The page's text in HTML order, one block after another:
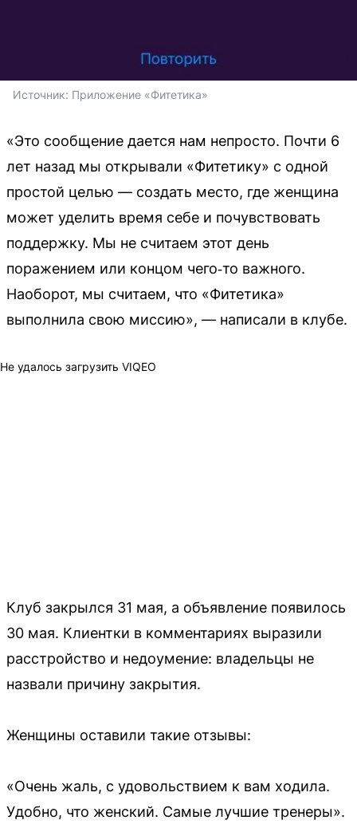
Источник: Приложение «Фитетика»
«Это сообщение дается нам непросто. Почти 6
лет назад мы открывали «Фитетику» с одной
простой целью — создать место, где женщина
может уделить время себе и почувствовать
поддержку. Мы не считаем этот день
поражением или концом чего‑то важного.
Наоборот, мы считаем, что «Фитетика»
выполнила свою миссию», — написали в клубе.
Не удалось загрузить VIQEO
Клуб закрылся 31 мая, а объявление появилось
30 мая. Клиентки в комментариях выразили
расстройство и недоумение: владельцы не
назвали причину закрытия.
Женщины оставили такие отзывы:
«Очень жаль, с удовольствием к вам ходила.
Удобно, что женский. Самые лучшие тренеры».